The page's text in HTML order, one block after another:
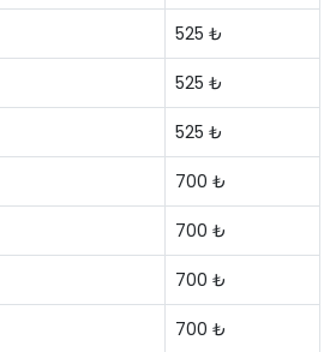
525 ₺
525 ₺
525 ₺
700 ₺
700 ₺
700 ₺
700 ₺